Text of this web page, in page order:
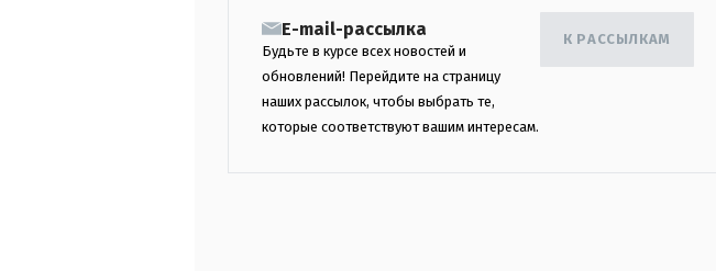
E-mail-рассылка
Будьте в курсе всех новостей и
обновлений! Перейдите на страницу
наших рассылок, чтобы выбрать те,
которые соответствуют вашим интересам.
К РАССЫЛКАМ